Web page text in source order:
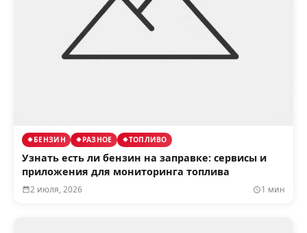
БЕНЗИН РАЗНОЕ ТОПЛИВО
Узнать есть ли бензин на заправке: сервисы и
приложения для мониторинга топлива
2 июля, 2026 1 мин